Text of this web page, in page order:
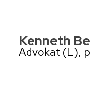
Kenneth
​Advokat (L),